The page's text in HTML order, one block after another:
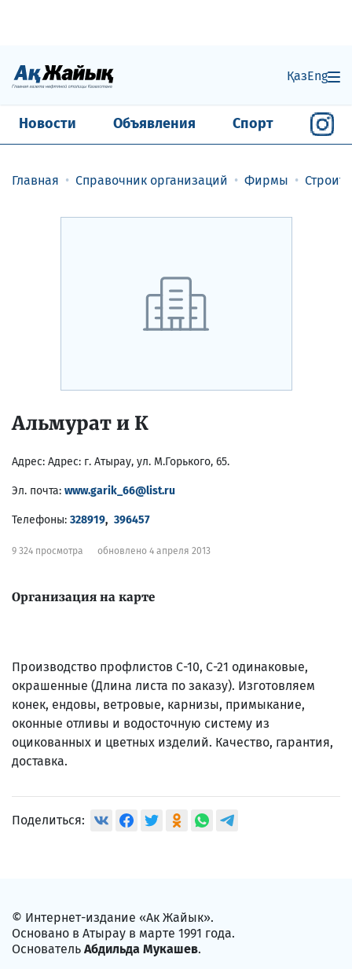
ҚазEng
Новости Объявления Спорт
Главная Справочник организаций Фирмы
Альмурат и К
Адрес: Адрес: г. Атырау, ул. М.Горького, 65.
Эл. почта: www.garik_66@list.ru
Телефоны: 328919, 396457
9 324 просмотра обновлено 4 апреля 2013
Организация на карте
Производство профлистов С-10, С-21 одинаковые,
окрашенные (Длина листа по заказу). Изготовляем
конек, ендовы, ветровые, карнизы, примыкание,
оконные отливы и водосточную систему из
оцикованных и цветных изделий. Качество, гарантия,
доставка.
Поделиться:
© Интернет-издание «Ак Жайык».
Основано в Атырау в марте 1991 года.
Основатель Абдильда Мукашев.